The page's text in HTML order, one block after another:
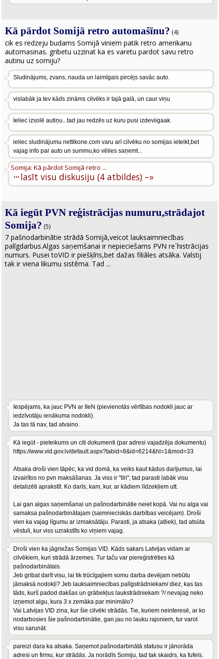
Kā pārdot Somijā retro automašīnu? (4)
cik es redzeju budams Somijā viniem patik retro amerikanu
automasinas. gribetu uzzinat ka es varetu pardot savu retro
autinu uz somiju?
Sludinājums, zvans, nauda un laimīgais pircējs savāc auto.
vislabāk ja tev kāds zināms cilvēks ir tajā galā, un caur viņu
Ieliec izsolē autiņu...tad jau redzēs uz kuru pusi izdeviigaak.
ieliec sludinājumu nettikone.com varu arī cilvēku no somijas ieteikt,bet
vajag info par auto un summu,ko vēlies saņemt...
···
Somija: Kā pārdot Somijā retro ...
lasīt visu diskusiju (4 atbildes) –»
Kā iegūt PVN reģistrācijas numuru,strādajot
Somija? (5)
7 pašnodarbinātie strādā Somijā,veicot lauksaimniecības
palīgdarbus.Algas saņemšanai ir nepieciešams PVN re´histrācijas
numurs. Pusei toVID ir piešķīris,bet dažas filiāles atsāka. Valstij
tak ir viena likumu sistēma. Tad ...
Iespējams, ka jauc PVN ar IIeN (pievienotās vērtības nodokli jauc ar
iedzīvotāju ienākuma nodokli).
Ja tas tā nav, tad atvaino.
Kā iegūt - pieteikums un citi dokumenti (par adresi vajadzēja dokumentu)
https://www.vid.gov.lv/default.aspx?tabid=8&id=6214&hl=1&mod=33
Atsaka droši vien tāpēc, ka vid domā, ka veiks kaut kādus darījumus, lai
izvairītos no pvn maksāšanas. Ja viss ir "tīri", tad parasti labāk visu
detalizēti aprakstīt. Ko darīs, kam, kur, ar kādiem līdzekļiem utt.
Lai gan algas saņemšanai un pašnodarbinātie neiet kopā. Vai nu alga vai
samaksa pašnodarbinātajam (saimnieciskās darbības veicējam). Droši
vien ka vajag līgumu ar izmaksātāju. Parasti, ja atsaka (atliek), tad atsūta
vēstuli, kur viss uzrakstīts ko viņiem vajag.
Droši vien ka jāgriežas Somijas VID. Kāds sakars Latvijas vidam ar
cilvēkiem, kuri strādā ārzemes. Tur taču var piereģistrēties kā
pašnodarbinātais.
Jeb gribat darīt visu, lai tik trūcīgajiem somu darba devējam nebūtu
jāmaksā nodokļi? Jeb lauksaimniecības palīgstrādniekam/ diez, kas tas
tāds, kurš padod dakšas un grābekļus laukstrādniekam ?/ nevajag neko
izņemot algu, kura 3 x zemāka par minimālo?
Vai Latvijas VID zina, kur šie cilvēki strādās. Tie, kuriem neinteresē, ar ko
nodarbosies šie pašnodarbinātie, gan jau no lauku rajoniem, tur varot
visu sarunāt.
pareizi dara ka atsaka. Saņemot pašnodarbinātā statusu ir jānorāda
adresi un firmu, kur strādās. Ja norādīs Somiju, tad tak skaidrs, ka fufels.